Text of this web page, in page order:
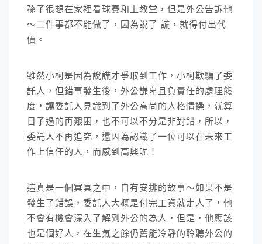
孫子很想在家裡看球賽和上教堂，但是外公告訴他
～二件事都不能做了，因為說了 謊，就得付出代
價。
雖然小柯是因為說謊才爭取到工作，小柯欺騙了委
託人，但錯事發生後，外公謙卑且負責任的處理態
度，讓委託人見識到了外公高尚的人格情操，就算
日子過的再艱困，也不可以不分是非對錯，所以，
委託人不再追究，還因為認識了一位可以在未來工
作上信任的人，而感到高興呢！
這真是一個冥冥之中，自有安排的故事～如果不是
發生了錯誤，委託人大概是付完工資就走人了，他
不會有機會深入了解到外公的為人，但是，他應該
也是個好人，在生氣之餘仍舊能冷靜的聆聽外公的